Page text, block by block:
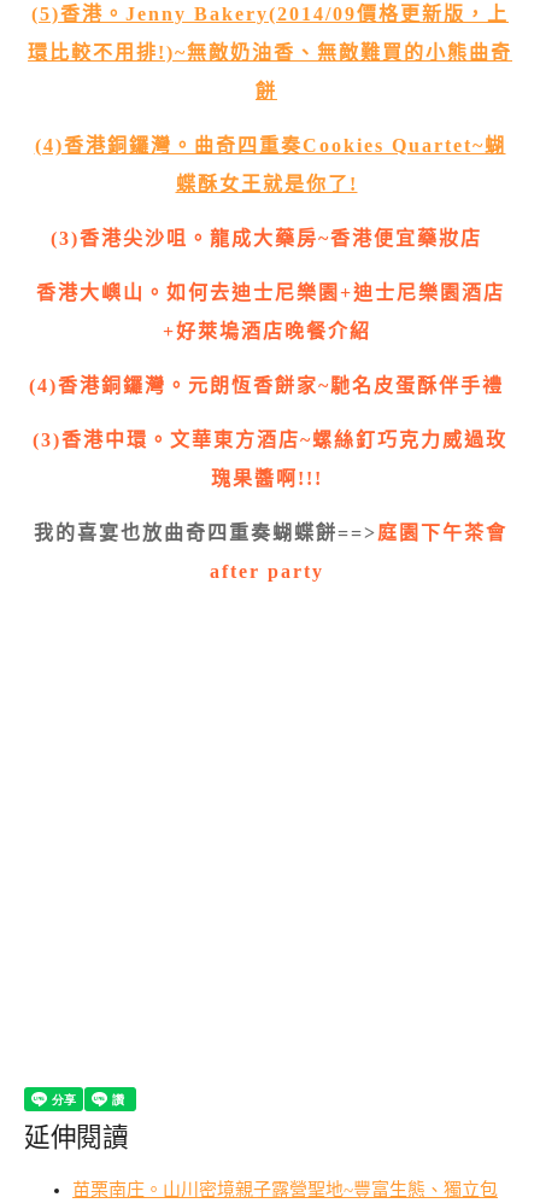
(5)香港。Jenny Bakery(2014/09價格更新版，上
環比較不用排!)~無敵奶油香、無敵難買的小熊曲奇
餅
(4)香港銅鑼灣。曲奇四重奏Cookies Quartet~蝴
蝶酥女王就是你了!
(3)香港尖沙咀。龍成大藥房~香港便宜藥妝店
香港大嶼山。如何去迪士尼樂園+迪士尼樂園酒店
+好萊塢酒店晚餐介紹
(4)香港銅鑼灣。元朗恆香餅家~馳名皮蛋酥伴手禮
(3)香港中環。文華東方酒店~螺絲釘巧克力威過玫
瑰果醬啊!!!
我的喜宴也放曲奇四重奏蝴蝶餅==>庭園下午茶會
after party
延伸閱讀
苗栗南庄。山川密境親子露營聖地~豐富生態、獨立包